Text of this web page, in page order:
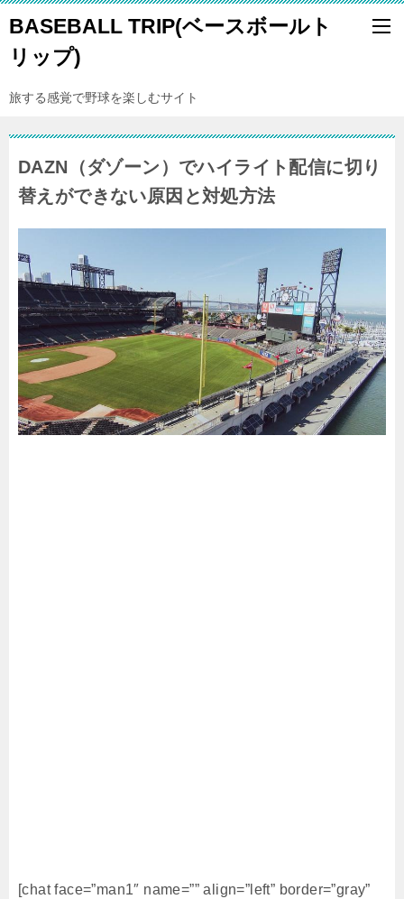
BASEBALL TRIP(ベースボールト
リップ)
旅する感覚で野球を楽しむサイト
DAZN（ダゾーン）でハイライト配信に切り
替えができない原因と対処方法
[chat face=”man1″ name=”” align=”left” border=”gray”